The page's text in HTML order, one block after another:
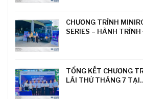
CHƯƠNG TRÌNH
SERIES – HÀNH
TỔNG KẾT CHƯƠNG
LÁI THỬ THÁNG 7